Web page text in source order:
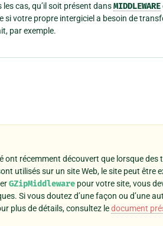
cas, qu’il soit présent dansMIDDLEWARE
si votre propre intergiciel a besoin de
par exemple.
ont récemment découvert que lorsque
utilisés sur un site Web, le site peut être
GZipMiddleware pour votre site, vous
Si vous doutez d’une façon ou d’une
plus de détails, consultez ledocument